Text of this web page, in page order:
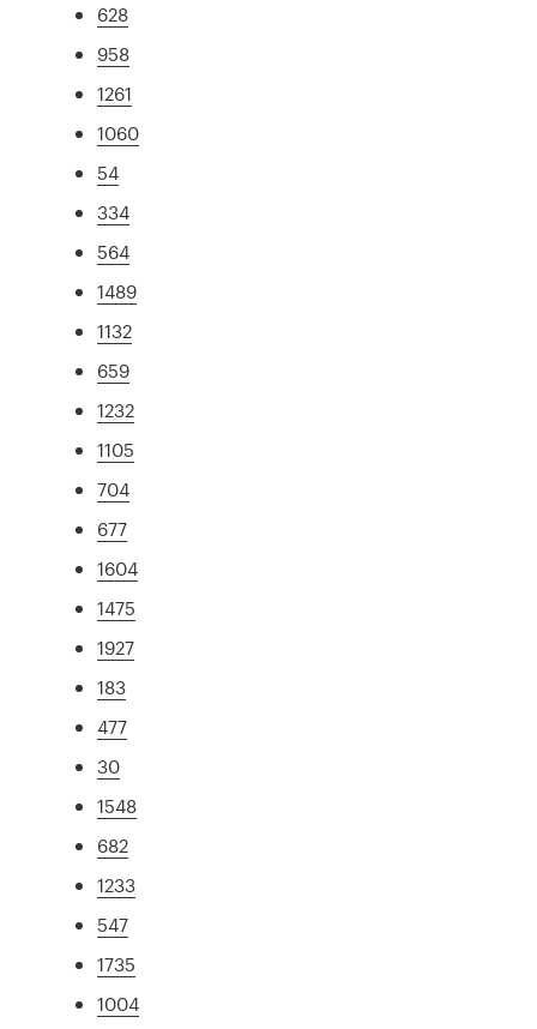
628
958
1261
1060
54
334
564
1489
1132
659
1232
1105
704
677
1604
1475
1927
183
477
30
1548
682
1233
547
1735
1004